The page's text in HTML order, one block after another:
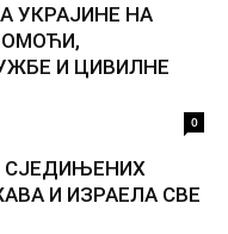
УКРАЈИНЕ НА
И ЦИВИЛНЕ
0
СЈЕДИЊЕНИХ
И ИЗРАЕЛА СВЕ